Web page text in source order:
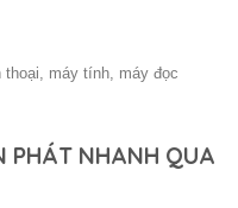
thoại, máy tính, máy đọc
PHÁT NHANH QUA